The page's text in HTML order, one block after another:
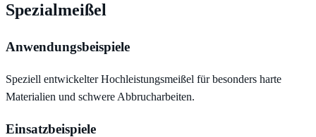
Spezialmeißel
Anwendungsbeispiele
Speziell entwickelter Hochleistungsmeißel für besonders harte
Materialien und schwere Abbrucharbeiten.
Einsatzbeispiele